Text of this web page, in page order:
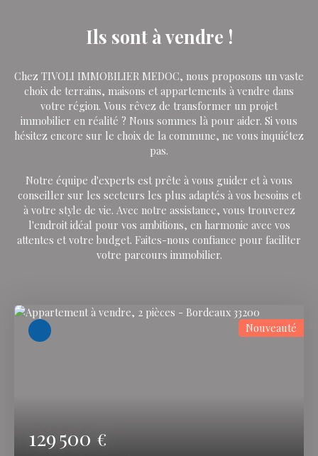
Ils sont à vendre !
Chez TIVOLI IMMOBILIER MEDOC, nous proposons un vaste
choix de terrains, maisons et appartements à vendre dans
votre région. Vous rêvez de transformer un projet
immobilier en réalité ? Nous sommes là pour aider. Si vous
hésitez encore sur le choix de la commune, ne vous inquiétez
pas.
Notre équipe d'experts est prête à vous guider et à vous
conseiller sur les secteurs les plus adaptés à vos besoins et
à votre style de vie. Avec notre assistance, vous trouverez
l'endroit idéal pour vos ambitions, en harmonie avec vos
attentes et votre budget. Faites-nous confiance pour faciliter
votre parcours immobilier.
129 500 €
Nouveauté